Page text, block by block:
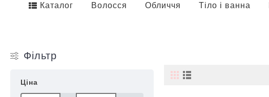
Каталог Волосся Обличчя Тіло і ванна
Фільтр
Ціна